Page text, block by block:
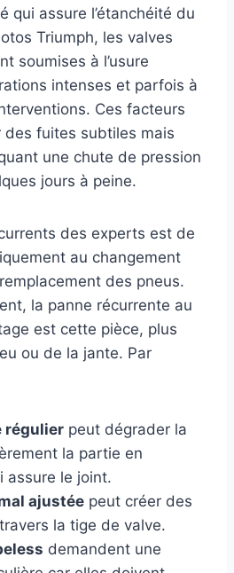
qui assure l’étanchéité du
Triumph, les valves
soumises à l’usure
intenses et parfois à
Ces facteurs
des fuites subtiles mais
une chute de pression
jours à peine.
des experts est de
au changement
des pneus.
la panne récurrente au
est cette pièce, plus
ou de la jante. Par
régulier peut dégrader la
la partie en
assure le joint.
ajustée peut créer des
la tige de valve.
demandent une